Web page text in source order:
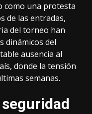
como una protesta
de las entradas,
del torneo han
dinámicos del
ausencia al
donde la tensión
semanas.